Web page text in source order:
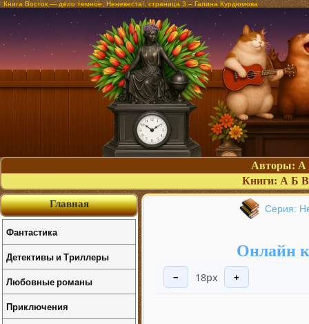
Книга Восток — дело темное, Неневеста!, страница 3 – Галина Курдюмова
Авторы: А
Книги: А Б В
Серия:
Онлайн
− 18px +
Главная
Фантастика
Детективы и Триллеры
Любовные романы
Приключения